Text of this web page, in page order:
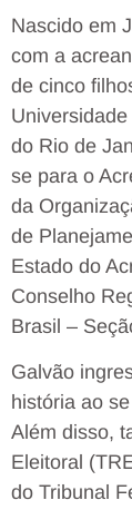
Nascido em
com a
de cinco
do Rio de
se para o
da
de
Estado do
Conselho
Brasil –
Galvão
história ao
Além disso,
Eleitoral
do Tribunal